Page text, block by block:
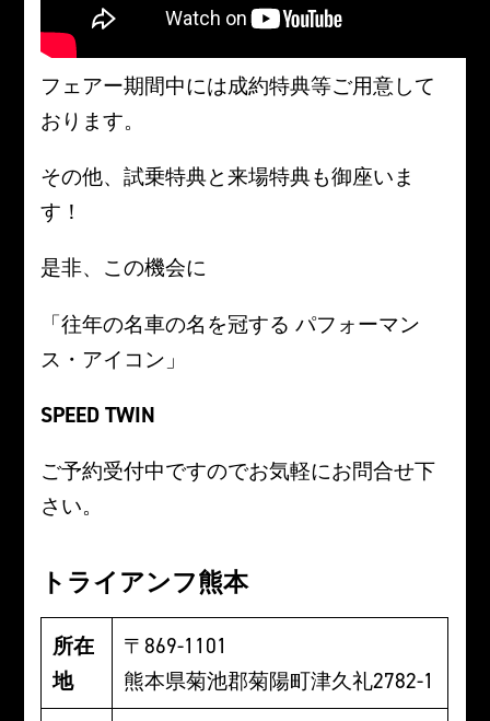
フェアー期間中には成約特典等ご用意して
おります。
その他、試乗特典と来場特典も御座いま
す！
是非、この機会に
「往年の名車の名を冠する パフォーマン
ス・アイコン」
SPEED TWIN
ご予約受付中ですのでお気軽にお問合せ下
さい。
トライアンフ熊本
所在
地
〒869-1101
熊本県菊池郡菊陽町津久礼2782-1